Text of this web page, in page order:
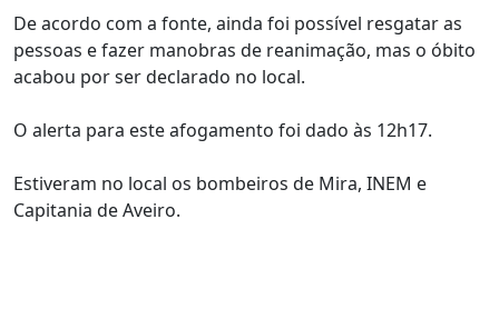
De acordo com a fonte, ainda foi possível resgatar as
pessoas e fazer manobras de reanimação, mas o óbito
acabou por ser declarado no local.
O alerta para este afogamento foi dado às 12h17.
Estiveram no local os bombeiros de Mira, INEM e
Capitania de Aveiro.